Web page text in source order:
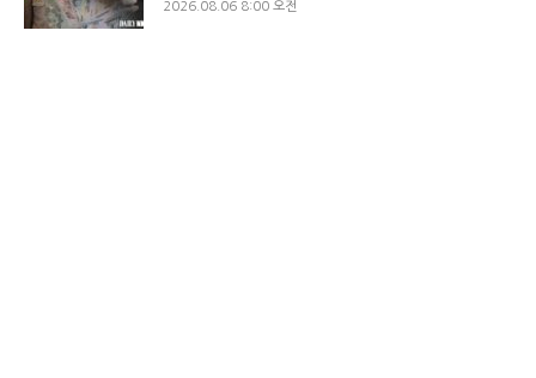
2026.08.06 8:00 오전